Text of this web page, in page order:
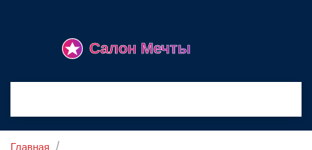
Главная